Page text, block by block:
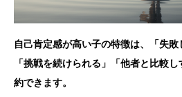
自己肯定感が高い子の特徴は、「失敗
「挑戦を続けられる」「他者と比較
約できます。